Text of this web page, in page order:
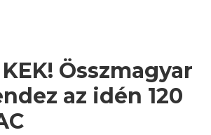
Összmagyar
az idén 120